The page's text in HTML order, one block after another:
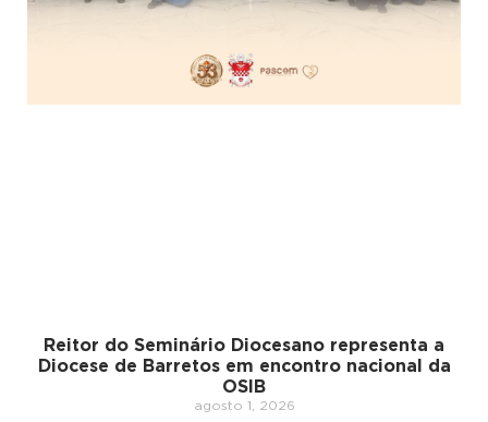
Reitor do Seminário Diocesano representa a
Diocese de Barretos em encontro nacional da
OSIB
agosto 1, 2026